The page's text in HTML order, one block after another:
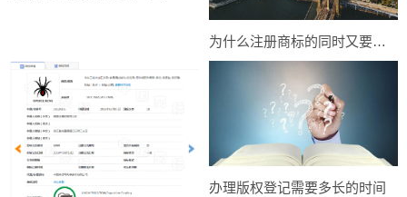
为什么注册商标的同时又要做版权登记
办理版权登记需要多长的时间